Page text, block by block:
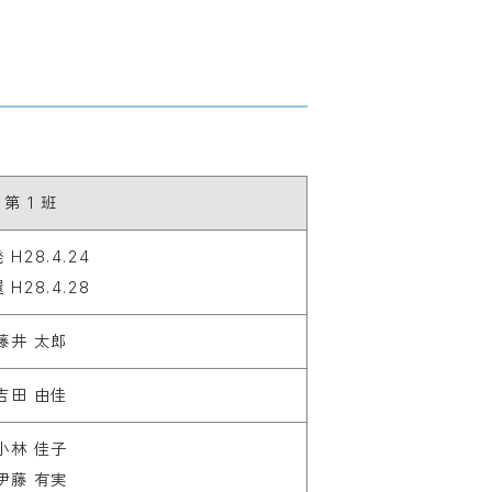
第 1 班
H28.4.24
H28.4.28
井 太郎
田 由佳
林 佳子
藤 有実